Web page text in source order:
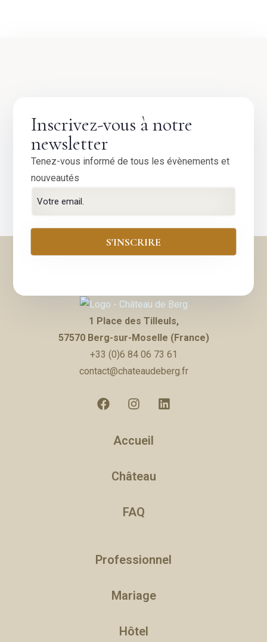
Inscrivez-vous à notre
newsletter
Tenez-vous informé de tous les évènements et
nouveautés
1 Place des Tilleuls,
57570 Berg-sur-Moselle (France)
+33 (0)6 84 06 73 61
contact@chateaudeberg.fr
Accueil
Château
FAQ
Professionnel
Mariage
Hôtel